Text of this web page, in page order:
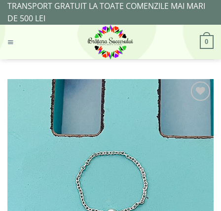
SkipTRANSPORT GRATUIT LA TOATE COMENZILE MAI MARI
DE 500 LEI
0